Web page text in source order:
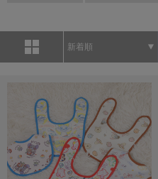
新着順